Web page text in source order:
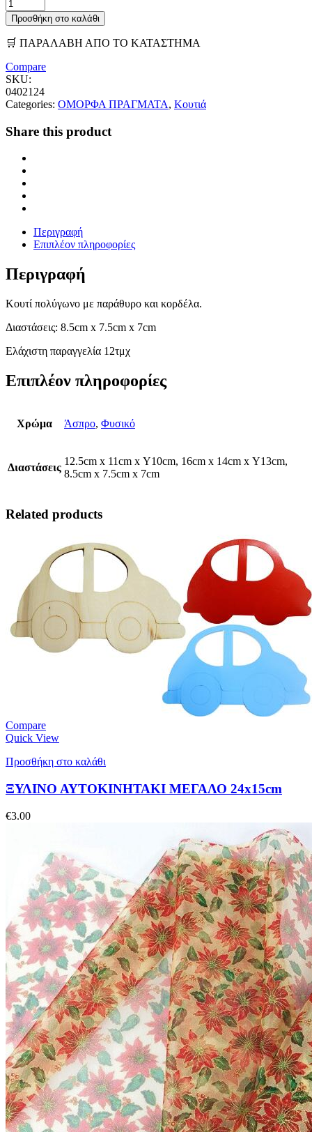
Προσθήκη στο καλάθι
🛒 ΠΑΡΑΛΑΒΗ ΑΠΟ ΤΟ ΚΑΤΑΣΤΗΜΑ
Compare
SKU:
0402124
Categories: ΟΜΟΡΦΑ ΠΡΑΓΜΑΤΑ, Κουτιά
Share this product
Περιγραφή
Επιπλέον πληροφορίες
Περιγραφή
Kουτί πολύγωνο με παράθυρο και κορδέλα.
Διαστάσεις: 8.5cm x 7.5cm x 7cm
Ελάχιστη παραγγελία 12τμχ
Επιπλέον πληροφορίες
Χρώμα Άσπρο, Φυσικό
Διαστάσεις
12.5cm x 11cm x Υ10cm, 16cm x 14cm x Υ13cm,
8.5cm x 7.5cm x 7cm
Related products
Compare
Quick View
Προσθήκη στο καλάθι
ΞΥΛΙΝΟ ΑΥΤΟΚΙΝΗΤΑΚΙ ΜΕΓΑΛΟ 24x15cm
€3.00